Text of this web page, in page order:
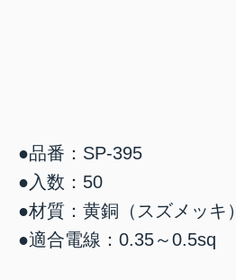
●品番：SP-395
●入数：50
●材質：黄銅（スズメッキ）
●適合電線：0.35～0.5sq